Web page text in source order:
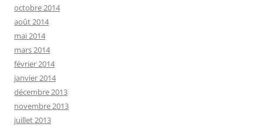
octobre 2014
août 2014
mai 2014
mars 2014
février 2014
janvier 2014
décembre 2013
novembre 2013
juillet 2013